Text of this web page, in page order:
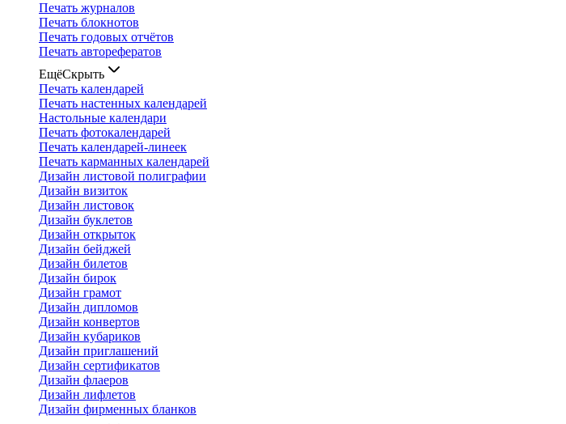
Печать журналов
Печать блокнотов
Печать годовых отчётов
Печать авторефератов
ЕщёСкрыть
Печать календарей
Печать настенных календарей
Настольные календари
Печать фотокалендарей
Печать календарей-линеек
Печать карманных календарей
Дизайн листовой полиграфии
Дизайн визиток
Дизайн листовок
Дизайн буклетов
Дизайн открыток
Дизайн бейджей
Дизайн билетов
Дизайн бирок
Дизайн грамот
Дизайн дипломов
Дизайн конвертов
Дизайн кубариков
Дизайн приглашений
Дизайн сертификатов
Дизайн флаеров
Дизайн лифлетов
Дизайн фирменных бланков